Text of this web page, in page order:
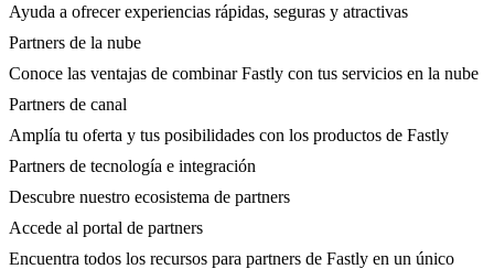
Ayuda a ofrecer experiencias rápidas, seguras y atractivas
Partners de la nube
Conoce las ventajas de combinar Fastly con tus servicios en la nube
Partners de canal
Amplía tu oferta y tus posibilidades con los productos de Fastly
Partners de tecnología e integración
Descubre nuestro ecosistema de partners
Accede al portal de partners
Encuentra todos los recursos para partners de Fastly en un único